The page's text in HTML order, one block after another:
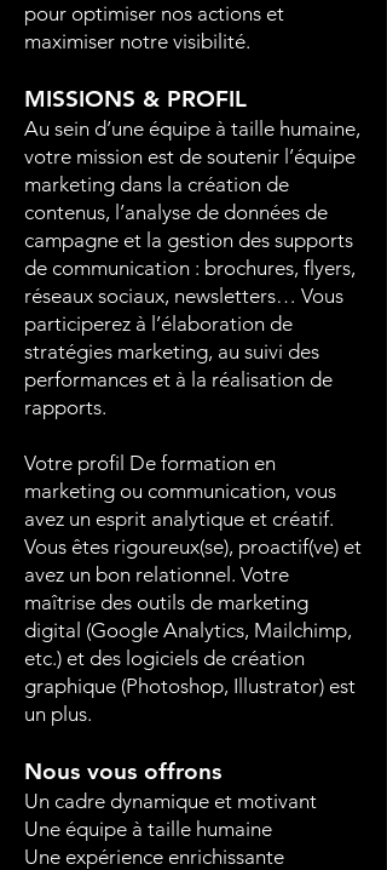
pour optimiser nos actions et
maximiser notre visibilité.
MISSIONS & PROFIL
Au sein d’une équipe à taille humaine,
votre mission est de soutenir l’équipe
marketing dans la création de
contenus, l’analyse de données de
campagne et la gestion des supports
de communication : brochures, flyers,
réseaux sociaux, newsletters… Vous
participerez à l’élaboration de
stratégies marketing, au suivi des
performances et à la réalisation de
rapports.
Votre profil De formation en
marketing ou communication, vous
avez un esprit analytique et créatif.
Vous êtes rigoureux(se), proactif(ve) et
avez un bon relationnel. Votre
maîtrise des outils de marketing
digital (Google Analytics, Mailchimp,
etc.) et des logiciels de création
graphique (Photoshop, Illustrator) est
un plus.
Nous vous offrons
Un cadre dynamique et motivant
Une équipe à taille humaine
Une expérience enrichissante